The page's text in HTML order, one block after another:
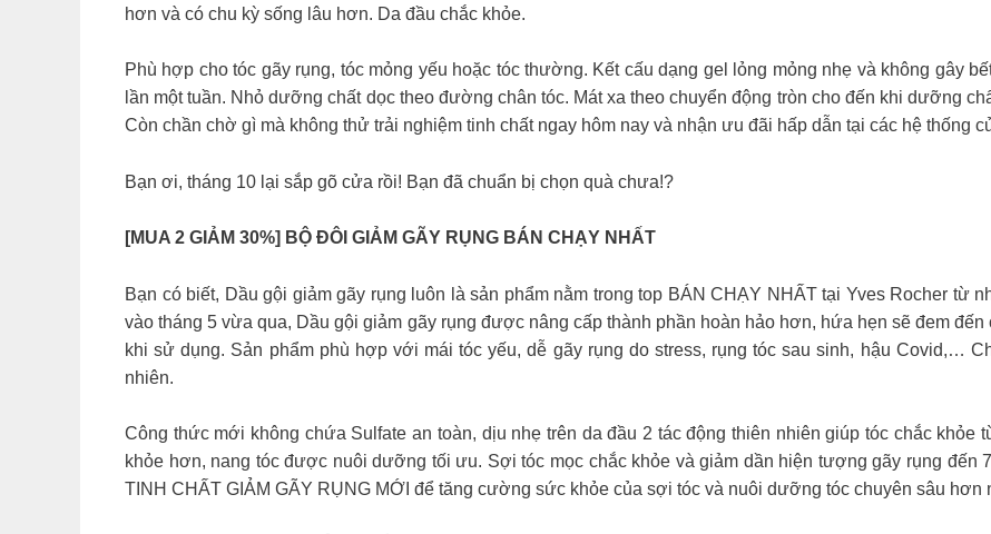
hơn và có chu kỳ sống lâu hơn. Da đầu chắc khỏe.
Phù hợp cho tóc gãy rụng, tóc mỏng yếu hoặc tóc thường. Kết cấu dạng gel lỏng mỏng nhẹ và không gây
lần một tuần. Nhỏ dưỡng chất dọc theo đường chân tóc. Mát xa theo chuyển động tròn cho đến khi dưỡng
Còn chần chờ gì mà không thử trải nghiệm tinh chất ngay hôm nay và nhận ưu đãi hấp dẫn tại các hệ thống
Bạn ơi, tháng 10 lại sắp gõ cửa rồi! Bạn đã chuẩn bị chọn quà chưa!?
[MUA 2 GIẢM 30%] BỘ ĐÔI GIẢM GÃY RỤNG BÁN CHẠY NHẤT
Bạn có biết, Dầu gội giảm gãy rụng luôn là sản phẩm nằm trong top BÁN CHẠY NHẤT tại Yves Rocher từ
vào tháng 5 vừa qua, Dầu gội giảm gãy rụng được nâng cấp thành phần hoàn hảo hơn, hứa hẹn sẽ đem
khi sử dụng. Sản phẩm phù hợp với mái tóc yếu, dễ gãy rụng do stress, rụng tóc sau sinh, hậu Covid,…
nhiên.
Công thức mới không chứa Sulfate an toàn, dịu nhẹ trên da đầu 2 tác động thiên nhiên giúp tóc chắc
khỏe hơn, nang tóc được nuôi dưỡng tối ưu. Sợi tóc mọc chắc khỏe và giảm dần hiện tượng gãy rụng đến
TINH CHẤT GIẢM GÃY RỤNG MỚI để tăng cường sức khỏe của sợi tóc và nuôi dưỡng tóc chuyên sâu hơn